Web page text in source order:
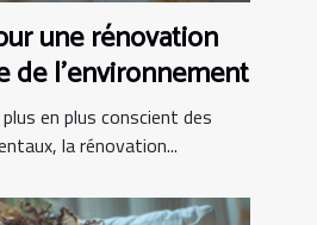
une rénovation
de l'environnement
en plus conscient des
la rénovation...